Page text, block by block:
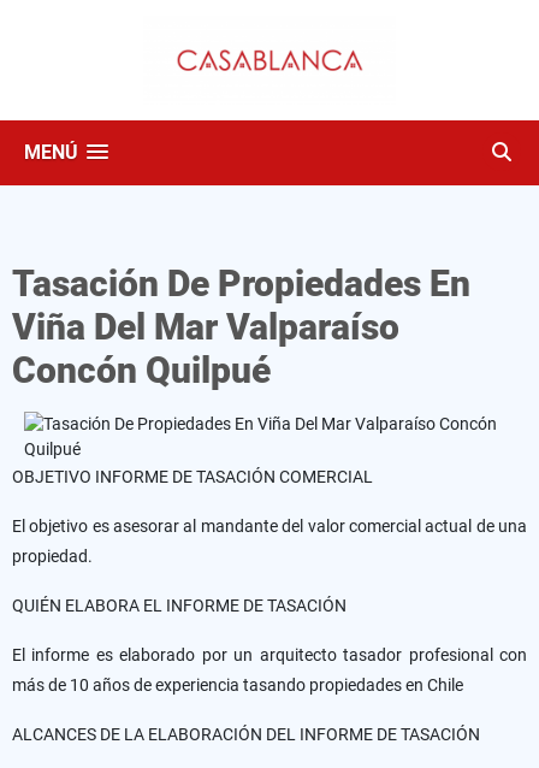
MENÚ
Tasación De Propiedades En
Viña Del Mar Valparaíso
Concón Quilpué
OBJETIVO INFORME DE TASACIÓN COMERCIAL
El objetivo es asesorar al mandante del valor comercial actual de una
propiedad.
QUIÉN ELABORA EL INFORME DE TASACIÓN
El informe es elaborado por un arquitecto tasador profesional con
más de 10 años de experiencia tasando propiedades en Chile
ALCANCES DE LA ELABORACIÓN DEL INFORME DE TASACIÓN